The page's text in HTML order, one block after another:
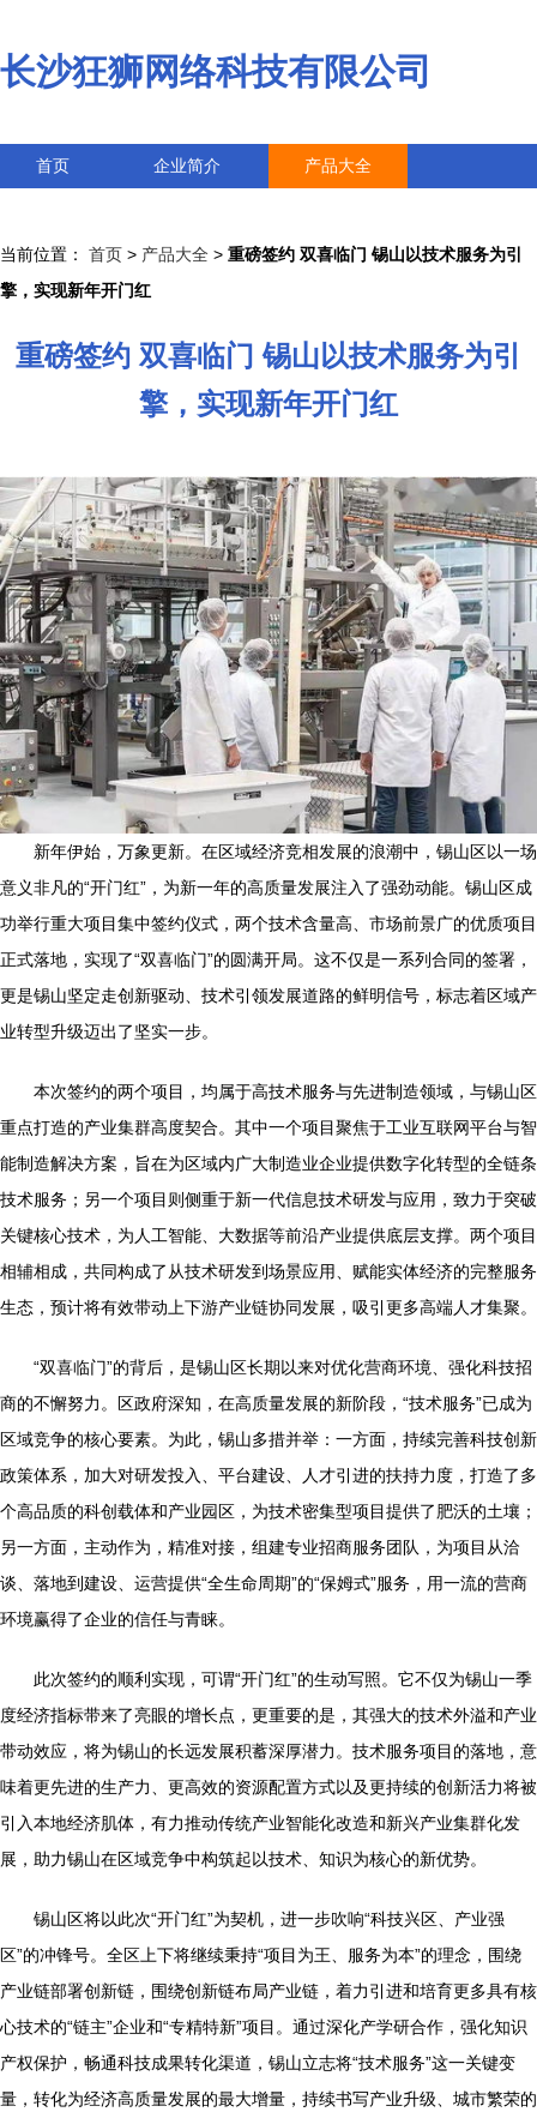
长沙狂狮网络科技有限公司
首页 企业简介 产品大全
当前位置： 首页 > 产品大全 > 重磅签约 双喜临门 锡山以技术服务为引
擎，实现新年开门红
重磅签约 双喜临门 锡山以技术服务为引
擎，实现新年开门红
新年伊始，万象更新。在区域经济竞相发展的浪潮中，锡山区以一场
意义非凡的“开门红”，为新一年的高质量发展注入了强劲动能。锡山区成
功举行重大项目集中签约仪式，两个技术含量高、市场前景广的优质项目
正式落地，实现了“双喜临门”的圆满开局。这不仅是一系列合同的签署，
更是锡山坚定走创新驱动、技术引领发展道路的鲜明信号，标志着区域产
业转型升级迈出了坚实一步。
本次签约的两个项目，均属于高技术服务与先进制造领域，与锡山区
重点打造的产业集群高度契合。其中一个项目聚焦于工业互联网平台与智
能制造解决方案，旨在为区域内广大制造业企业提供数字化转型的全链条
技术服务；另一个项目则侧重于新一代信息技术研发与应用，致力于突破
关键核心技术，为人工智能、大数据等前沿产业提供底层支撑。两个项目
相辅相成，共同构成了从技术研发到场景应用、赋能实体经济的完整服务
生态，预计将有效带动上下游产业链协同发展，吸引更多高端人才集聚。
“双喜临门”的背后，是锡山区长期以来对优化营商环境、强化科技招
商的不懈努力。区政府深知，在高质量发展的新阶段，“技术服务”已成为
区域竞争的核心要素。为此，锡山多措并举：一方面，持续完善科技创新
政策体系，加大对研发投入、平台建设、人才引进的扶持力度，打造了多
个高品质的科创载体和产业园区，为技术密集型项目提供了肥沃的土壤；
另一方面，主动作为，精准对接，组建专业招商服务团队，为项目从洽
谈、落地到建设、运营提供“全生命周期”的“保姆式”服务，用一流的营商
环境赢得了企业的信任与青睐。
此次签约的顺利实现，可谓“开门红”的生动写照。它不仅为锡山一季
度经济指标带来了亮眼的增长点，更重要的是，其强大的技术外溢和产业
带动效应，将为锡山的长远发展积蓄深厚潜力。技术服务项目的落地，意
味着更先进的生产力、更高效的资源配置方式以及更持续的创新活力将被
引入本地经济肌体，有力推动传统产业智能化改造和新兴产业集群化发
展，助力锡山在区域竞争中构筑起以技术、知识为核心的新优势。
锡山区将以此次“开门红”为契机，进一步吹响“科技兴区、产业强
区”的冲锋号。全区上下将继续秉持“项目为王、服务为本”的理念，围绕
产业链部署创新链，围绕创新链布局产业链，着力引进和培育更多具有核
心技术的“链主”企业和“专精特新”项目。通过深化产学研合作，强化知识
产权保护，畅通科技成果转化渠道，锡山立志将“技术服务”这一关键变
量，转化为经济高质量发展的最大增量，持续书写产业升级、城市繁荣的